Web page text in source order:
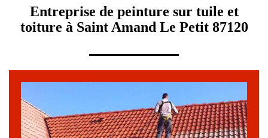
Entreprise de peinture sur tuile et
toiture à Saint Amand Le Petit 87120